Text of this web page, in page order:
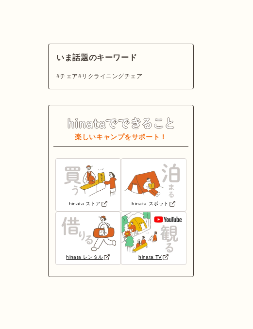
いま話題のキーワード
チェア リクライニングチェア
楽しいキャンプをサポート！
hinata ストア hinata スポット
hinata レンタル hinata TV